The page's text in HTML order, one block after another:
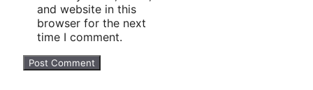
and website in this
browser for the next
time I comment.